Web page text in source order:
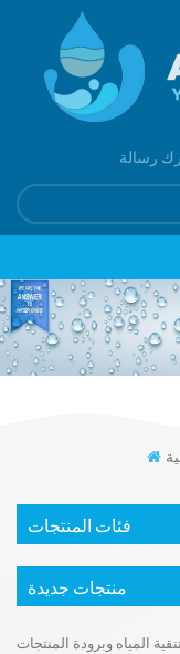
فئات المنتجات
منتجات جديدة
المياه وبرودة المنتجات